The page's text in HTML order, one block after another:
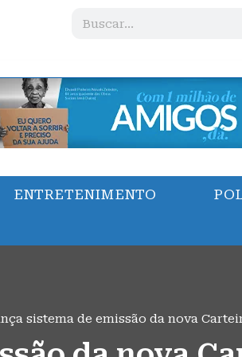
ENTRETENIMENTO
sistema de emissão da nova